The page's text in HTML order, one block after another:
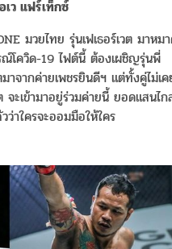
ว แฟร์เท็กซ์
มวยไทย รุ่นเฟเธอร์เวต มาหม
ณ์โควิด-19 ไฟต์นี้ ต้องเผชิญรุ่นพี่
าจากค่ายเพชรยินดีฯ แต่ทั้งคู่ไม่เ
ะเข้ามาอยู่ร่วมค่ายนี้ ยอดแสนไ
าใครจะออมมือให้ใคร